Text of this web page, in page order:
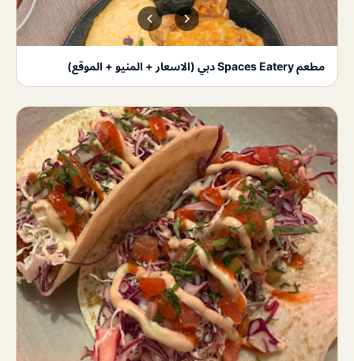
مطعم Spaces Eatery دبي (الاسعار + المنيو + الموقع)